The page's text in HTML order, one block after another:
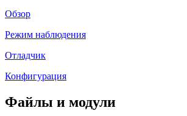
Обзор
Режим наблюдения
Отладчик
Конфигурация
Файлы и модули